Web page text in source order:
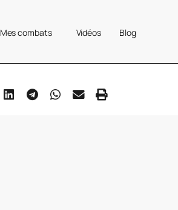
Mes combats Vidéos Blog